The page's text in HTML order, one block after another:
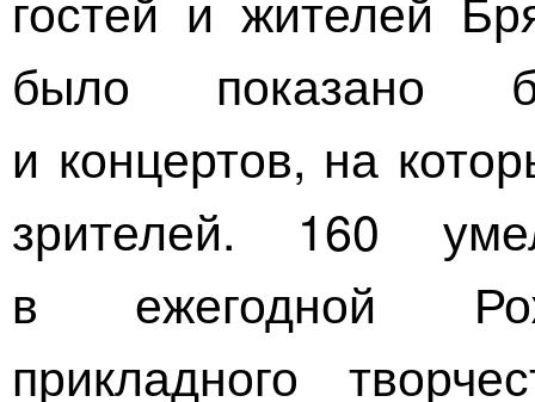
было показано
и концертов, на
зрителей. 160
в ежегодной
прикладного